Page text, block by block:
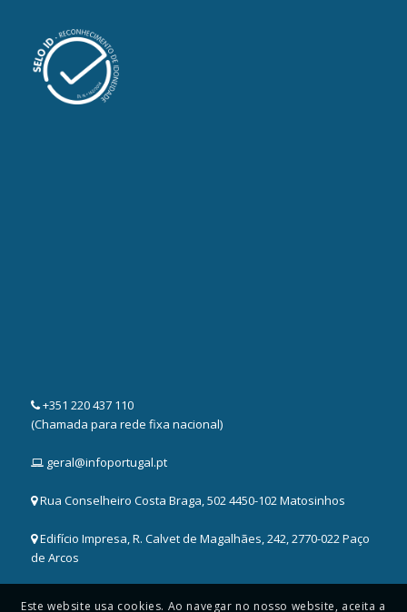
+351 220 437 110
(Chamada para rede fixa nacional)
geral@infoportugal.pt
Rua Conselheiro Costa Braga, 502 4450-102 Matosinhos
Edifício Impresa, R. Calvet de Magalhães, 242, 2770-022 Paço
de Arcos
Este website usa cookies. Ao navegar no nosso website, aceita a